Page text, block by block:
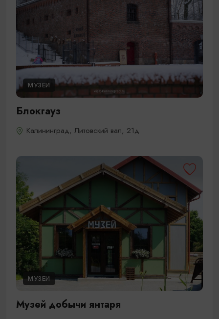
МУЗЕИ
Блокгауз
Калининград, Литовский вал, 21д
МУЗЕИ
Музей добычи янтаря